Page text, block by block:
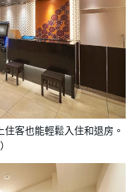
客也能輕鬆入住和退房。